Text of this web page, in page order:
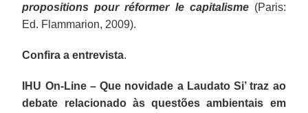
propositions pour réformer le capitalisme (Paris:
Ed. Flammarion, 2009).
Confira a entrevista.
IHU On-Line – Que novidade a Laudato Si’ traz ao
debate relacionado às questões ambientais em